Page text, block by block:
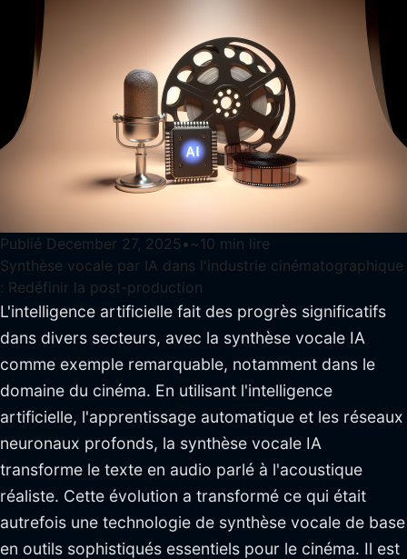
Publié December 27, 2025 • ~10 min lire
Synthèse vocale par IA dans l'industrie cinématographique
: Redéfinir la post-production
L'intelligence artificielle fait des progrès significatifs
dans divers secteurs, avec la synthèse vocale IA
comme exemple remarquable, notamment dans le
domaine du cinéma. En utilisant l'intelligence
artificielle, l'apprentissage automatique et les réseaux
neuronaux profonds, la synthèse vocale IA
transforme le texte en audio parlé à l'acoustique
réaliste. Cette évolution a transformé ce qui était
autrefois une technologie de synthèse vocale de base
en outils sophistiqués essentiels pour le cinéma. Il est